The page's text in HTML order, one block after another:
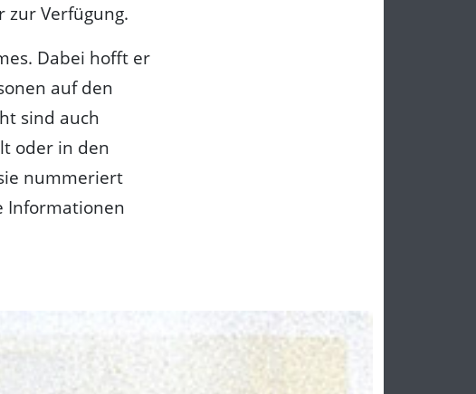
zur Verfügung.
Dabei hofft er
auf den
sind auch
oder in den
nummeriert
Informationen